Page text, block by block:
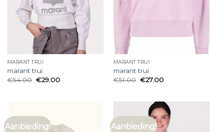
MARANT TRUI
marant trui
€54.00 €29.00
MARANT TRUI
marant trui
€51.00 €27.00
Aanbieding! Aanbieding!